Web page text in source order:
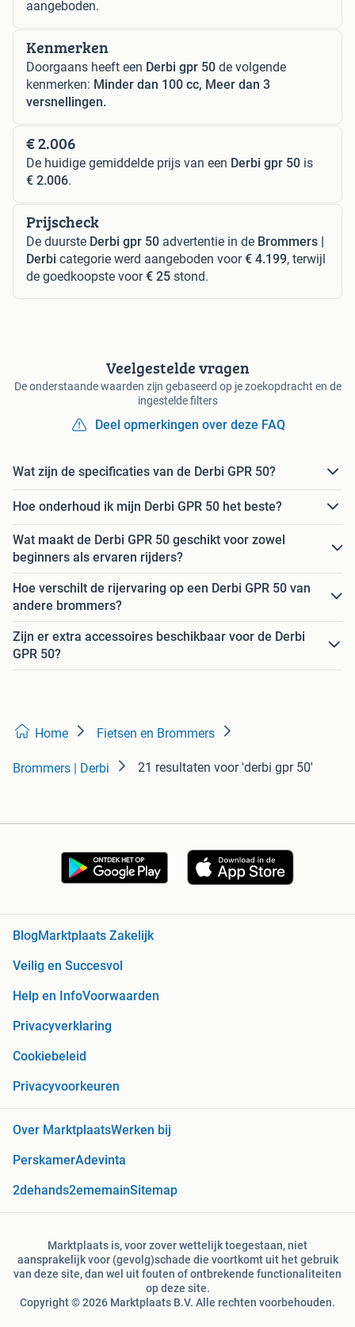
aangeboden.
Kenmerken
Doorgaans heeft een Derbi gpr 50 de volgende
kenmerken: Minder dan 100 cc, Meer dan 3
versnellingen.
€ 2.006
De huidige gemiddelde prijs van een Derbi gpr 50 is
€ 2.006.
Prijscheck
De duurste Derbi gpr 50 advertentie in de Brommers |
Derbi categorie werd aangeboden voor€ 4.199, terwijl
de goedkoopste voor€ 25 stond.
Veelgestelde vragen
De onderstaande waarden zijn gebaseerd op je zoekopdracht en de
ingestelde filters
Deel opmerkingen over deze FAQ
Wat zijn de specificaties van de Derbi GPR 50?
Hoe onderhoud ik mijn Derbi GPR 50 het beste?
Wat maakt de Derbi GPR 50 geschikt voor zowel
beginners als ervaren rijders?
Hoe verschilt de rijervaring op een Derbi GPR 50 van
andere brommers?
Zijn er extra accessoires beschikbaar voor de Derbi
GPR 50?
Home Fietsen en Brommers
Brommers | Derbi 21 resultaten voor 'derbi gpr 50'
BlogMarktplaats Zakelijk
Veilig en Succesvol
Help en InfoVoorwaarden
Privacyverklaring
Cookiebeleid
Privacyvoorkeuren
Over MarktplaatsWerken bij
PerskamerAdevinta
2dehands2ememainSitemap
Marktplaats is, voor zover wettelijk toegestaan, niet
aansprakelijk voor (gevolg)schade die voortkomt uit het gebruik
van deze site, dan wel uit fouten of ontbrekende functionaliteiten
op deze site.
Copyright © 2026 Marktplaats B.V. Alle rechten voorbehouden.